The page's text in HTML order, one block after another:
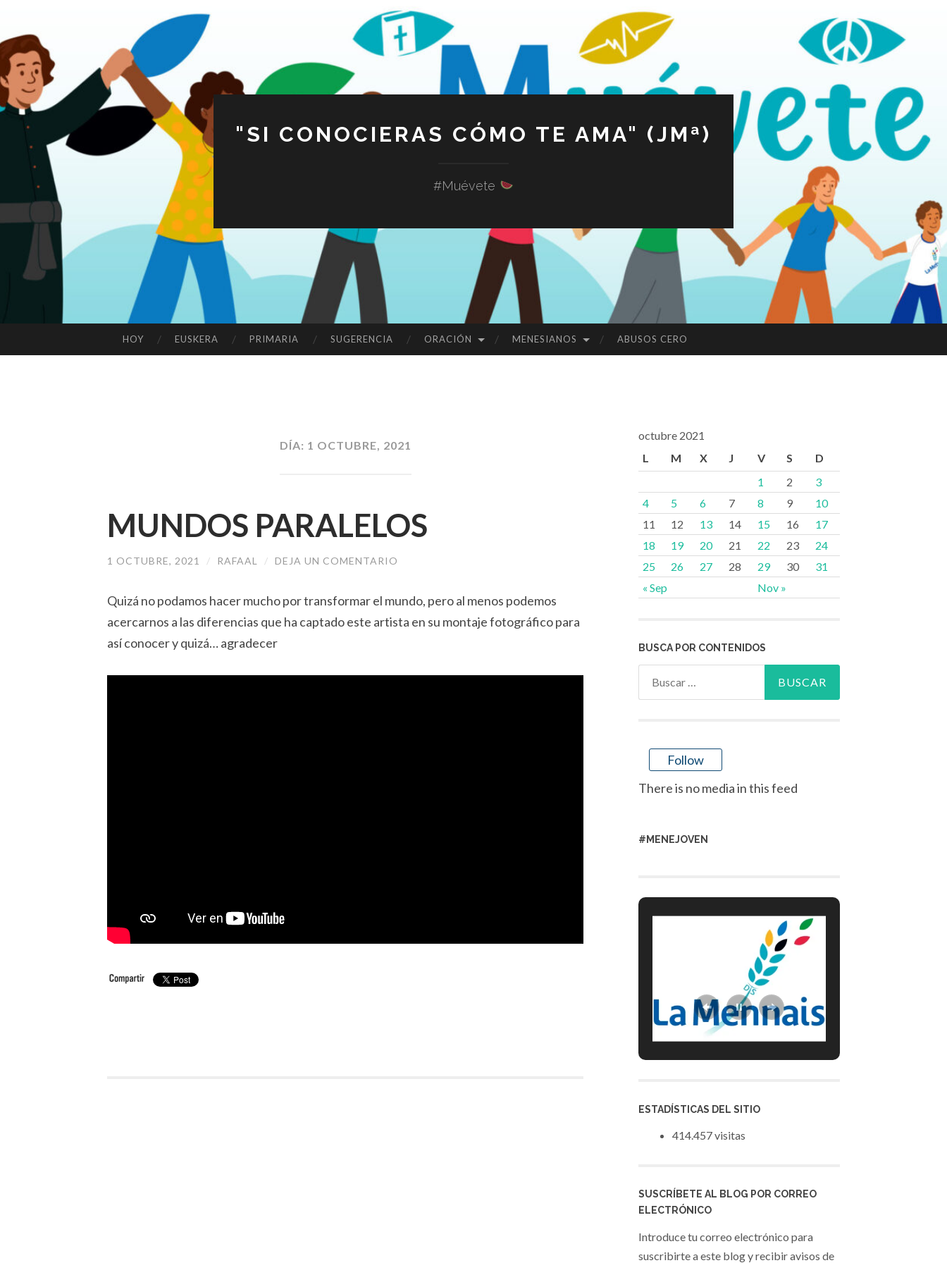
"SI CONOCIERAS CÓMO TE AMA" (JMª)
#Muévete
AL
HOY EUSKERA PRIMARIA SUGERENCIA ORACIÓN MENESIANOS ABUSOS CERO
DÍA: 1 OCTUBRE, 2021
MUNDOS PARALELOS
1 OCTUBRE, 2021 / RAFAAL / DEJA UN COMENTARIO
Quizá no podamos hacer mucho por transformar el mundo, pero al menos podemos
acercarnos a las diferencias que ha captado este artista en su montaje fotográfico para
así conocer y quizá… agradecer
octubre 2021
L
M X J V S D
« Sep Nov »
1 2
3
4
5 6 7 8 9
10
11
12 13 14 15 16
17
18
19 20 21 22 23
24
25
26 27 28 29 30 31
BUSCA POR CONTENIDOS
Follow
There is no media in this feed
#MENEJOVEN
ESTADÍSTICAS DEL SITIO
414.457 visitas
SUSCRÍBETE AL BLOG POR CORREO
ELECTRÓNICO
Introduce tu correo electrónico para
suscribirte a este blog y recibir avisos de